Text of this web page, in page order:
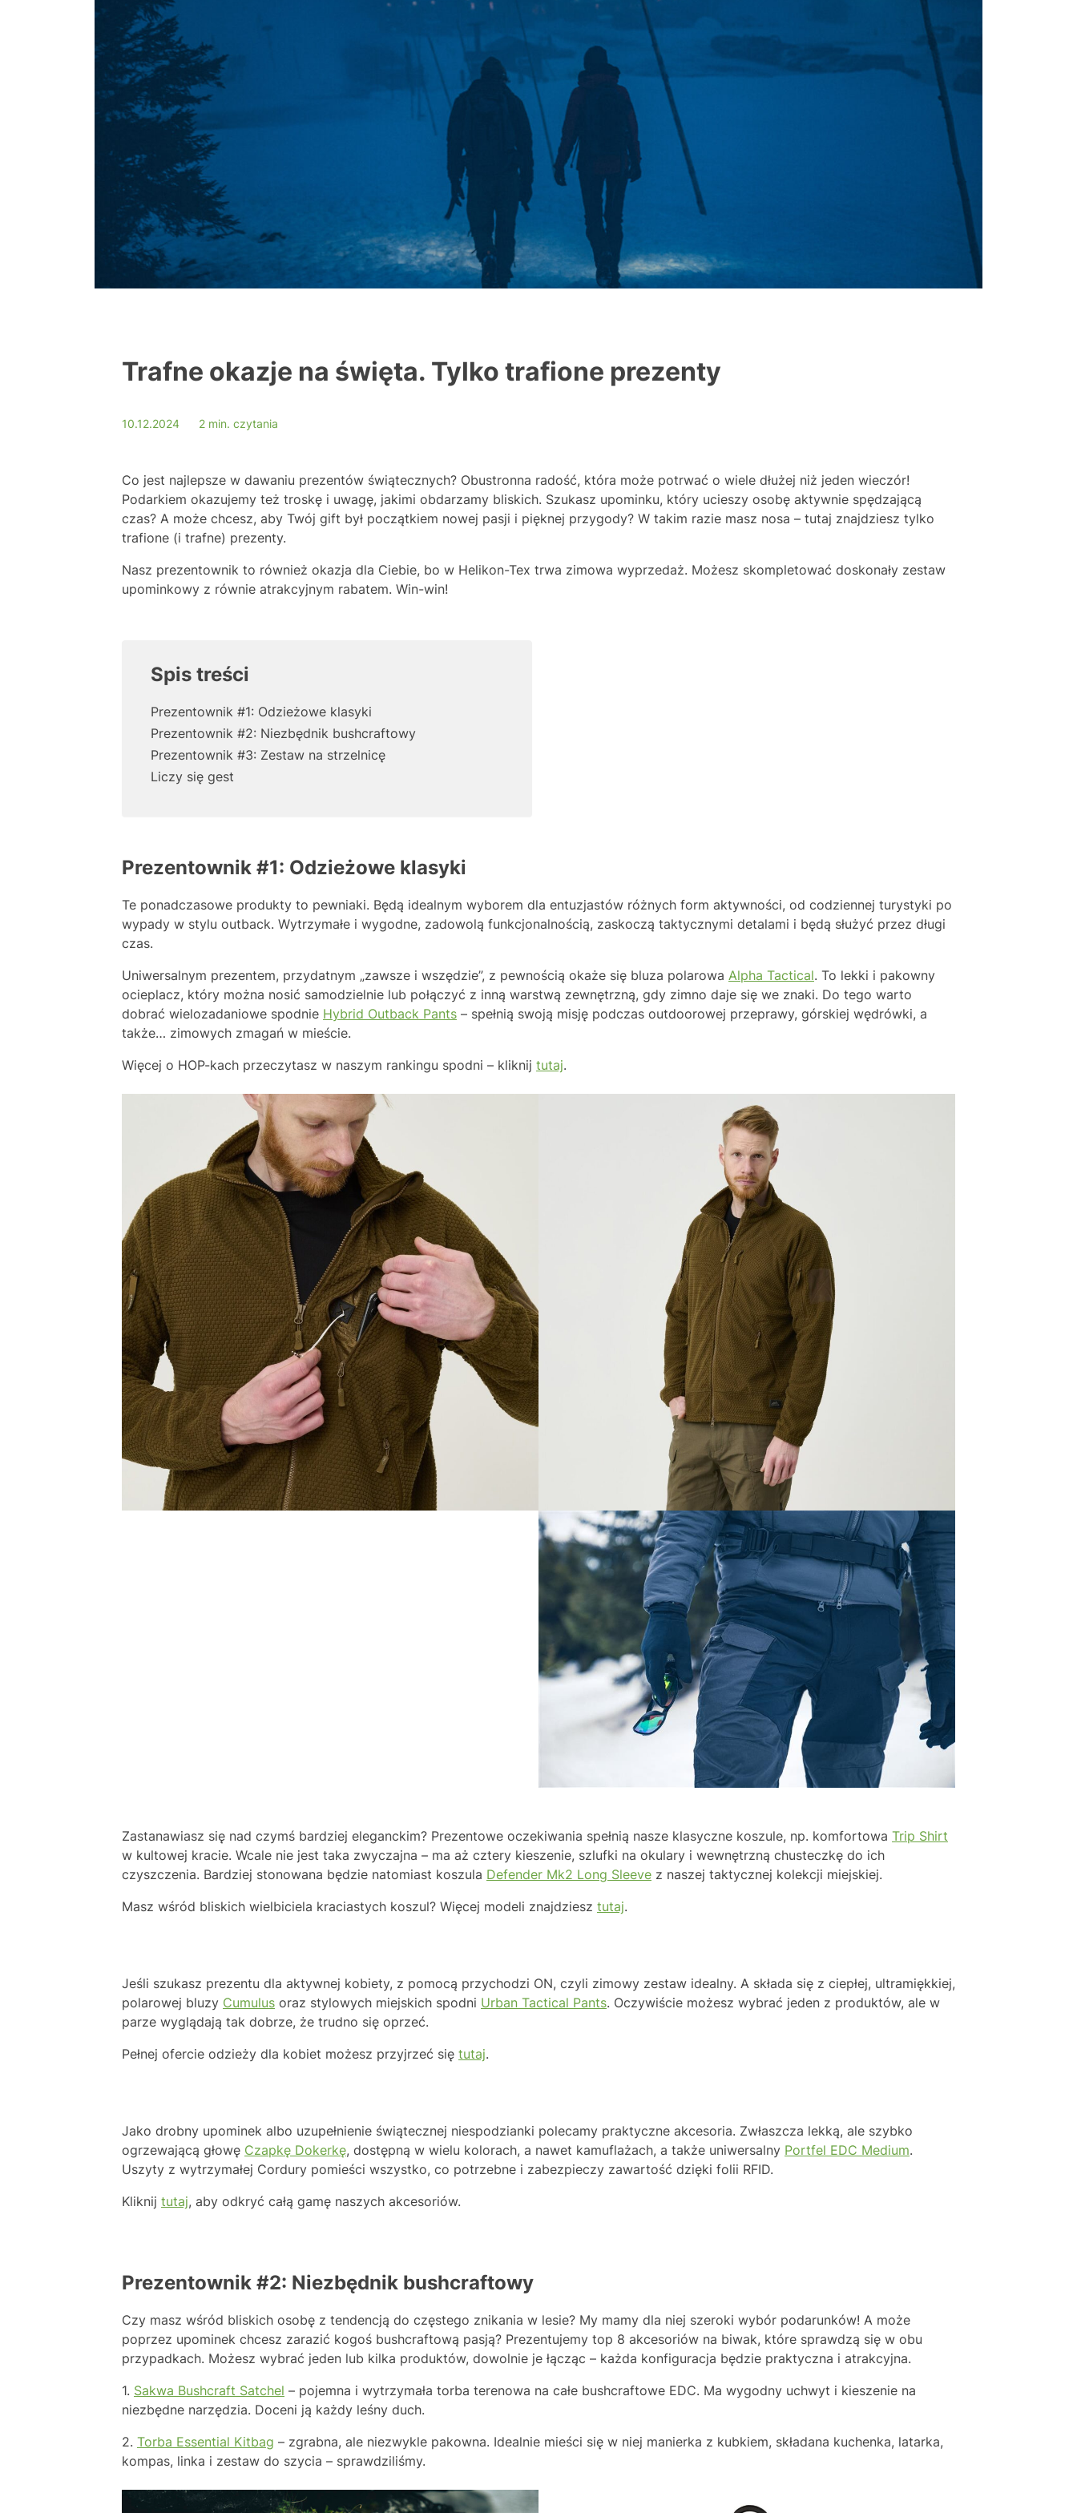
Trafne okazje na święta. Tylko trafione prezenty
10.12.2024 2 min. czytania
Co jest najlepsze w dawaniu prezentów świątecznych? Obustronna radość, która może potrwać o wiele dłużej niż jeden wieczór!
Podarkiem okazujemy też troskę i uwagę, jakimi obdarzamy bliskich. Szukasz upominku, który ucieszy osobę aktywnie spędzającą
czas? A może chcesz, aby Twój gift był początkiem nowej pasji i pięknej przygody? W takim razie masz nosa – tutaj znajdziesz tylko
trafione (i trafne) prezenty.
Nasz prezentownik to również okazja dla Ciebie, bo w Helikon-Tex trwa zimowa wyprzedaż. Możesz skompletować doskonały zestaw
upominkowy z równie atrakcyjnym rabatem. Win-win!
Spis treści
Prezentownik #1: Odzieżowe klasyki
Prezentownik #2: Niezbędnik bushcraftowy
Prezentownik #3: Zestaw na strzelnicę
Liczy się gest
Prezentownik #1: Odzieżowe klasyki
Te ponadczasowe produkty to pewniaki. Będą idealnym wyborem dla entuzjastów różnych form aktywności, od codziennej turystyki po
wypady w stylu outback. Wytrzymałe i wygodne, zadowolą funkcjonalnością, zaskoczą taktycznymi detalami i będą służyć przez długi
czas.
Uniwersalnym prezentem, przydatnym „zawsze i wszędzie”, z pewnością okaże się bluza polarowa Alpha Tactical. To lekki i pakowny
ocieplacz, który można nosić samodzielnie lub połączyć z inną warstwą zewnętrzną, gdy zimno daje się we znaki. Do tego warto
dobrać wielozadaniowe spodnie Hybrid Outback Pants – spełnią swoją misję podczas outdoorowej przeprawy, górskiej wędrówki, a
także… zimowych zmagań w mieście.
Więcej o HOP-kach przeczytasz w naszym rankingu spodni – kliknij tutaj.
Zastanawiasz się nad czymś bardziej eleganckim? Prezentowe oczekiwania spełnią nasze klasyczne koszule, np. komfortowa Trip Shirt
w kultowej kracie. Wcale nie jest taka zwyczajna – ma aż cztery kieszenie, szlufki na okulary i wewnętrzną chusteczkę do ich
czyszczenia. Bardziej stonowana będzie natomiast koszula Defender Mk2 Long Sleeve z naszej taktycznej kolekcji miejskiej.
Masz wśród bliskich wielbiciela kraciastych koszul? Więcej modeli znajdziesz tutaj.
Jeśli szukasz prezentu dla aktywnej kobiety, z pomocą przychodzi ON, czyli zimowy zestaw idealny. A składa się z ciepłej, ultramiękkiej,
polarowej bluzy Cumulus oraz stylowych miejskich spodni Urban Tactical Pants. Oczywiście możesz wybrać jeden z produktów, ale w
parze wyglądają tak dobrze, że trudno się oprzeć.
Pełnej ofercie odzieży dla kobiet możesz przyjrzeć się tutaj.
Jako drobny upominek albo uzupełnienie świątecznej niespodzianki polecamy praktyczne akcesoria. Zwłaszcza lekką, ale szybko
ogrzewającą głowę Czapkę Dokerkę, dostępną w wielu kolorach, a nawet kamuflażach, a także uniwersalny Portfel EDC Medium.
Uszyty z wytrzymałej Cordury pomieści wszystko, co potrzebne i zabezpieczy zawartość dzięki folii RFID.
Kliknij tutaj, aby odkryć całą gamę naszych akcesoriów.
Prezentownik #2: Niezbędnik bushcraftowy
Czy masz wśród bliskich osobę z tendencją do częstego znikania w lesie? My mamy dla niej szeroki wybór podarunków! A może
poprzez upominek chcesz zarazić kogoś bushcraftową pasją? Prezentujemy top 8 akcesoriów na biwak, które sprawdzą się w obu
przypadkach. Możesz wybrać jeden lub kilka produktów, dowolnie je łącząc – każda konfiguracja będzie praktyczna i atrakcyjna.
1. Sakwa Bushcraft Satchel – pojemna i wytrzymała torba terenowa na całe bushcraftowe EDC. Ma wygodny uchwyt i kieszenie na
niezbędne narzędzia. Doceni ją każdy leśny duch.
2. Torba Essential Kitbag – zgrabna, ale niezwykle pakowna. Idealnie mieści się w niej manierka z kubkiem, składana kuchenka, latarka,
kompas, linka i zestaw do szycia – sprawdziliśmy.